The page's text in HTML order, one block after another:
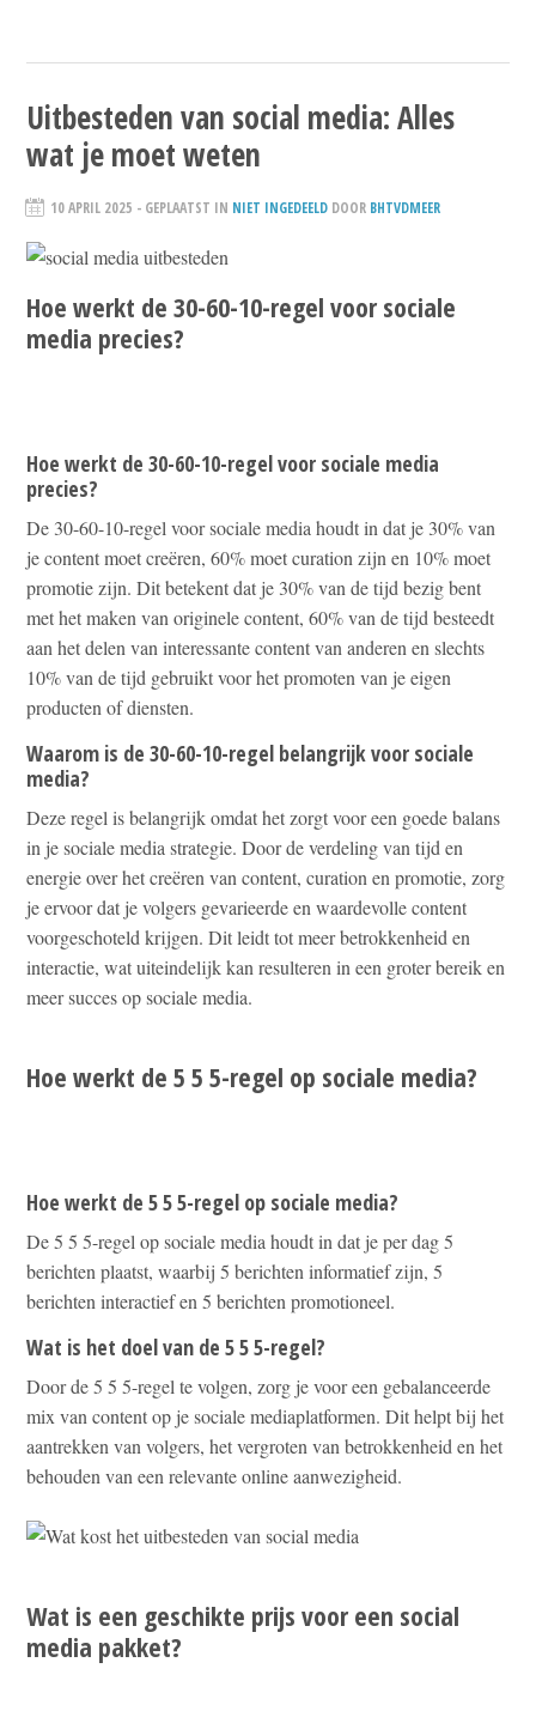
Uitbesteden van social media: Alles
wat je moet weten
10 APRIL 2025 - GEPLAATST IN NIET INGEDEELD DOOR BHTVDMEER
Hoe werkt de 30-60-10-regel voor sociale
media precies?
Hoe werkt de 30-60-10-regel voor sociale media
precies?
De 30-60-10-regel voor sociale media houdt in dat je 30% van
je content moet creëren, 60% moet curation zijn en 10% moet
promotie zijn. Dit betekent dat je 30% van de tijd bezig bent
met het maken van originele content, 60% van de tijd besteedt
aan het delen van interessante content van anderen en slechts
10% van de tijd gebruikt voor het promoten van je eigen
producten of diensten.
Waarom is de 30-60-10-regel belangrijk voor sociale
media?
Deze regel is belangrijk omdat het zorgt voor een goede balans
in je sociale media strategie. Door de verdeling van tijd en
energie over het creëren van content, curation en promotie, zorg
je ervoor dat je volgers gevarieerde en waardevolle content
voorgeschoteld krijgen. Dit leidt tot meer betrokkenheid en
interactie, wat uiteindelijk kan resulteren in een groter bereik en
meer succes op sociale media.
Hoe werkt de 5 5 5-regel op sociale media?
Hoe werkt de 5 5 5-regel op sociale media?
De 5 5 5-regel op sociale media houdt in dat je per dag 5
berichten plaatst, waarbij 5 berichten informatief zijn, 5
berichten interactief en 5 berichten promotioneel.
Wat is het doel van de 5 5 5-regel?
Door de 5 5 5-regel te volgen, zorg je voor een gebalanceerde
mix van content op je sociale mediaplatformen. Dit helpt bij het
aantrekken van volgers, het vergroten van betrokkenheid en het
behouden van een relevante online aanwezigheid.
Wat is een geschikte prijs voor een social
media pakket?